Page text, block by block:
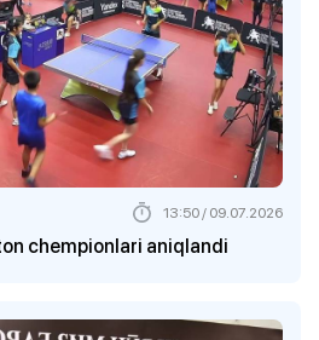
chempionlari aniqlandi
13:50 / 09.07.2026